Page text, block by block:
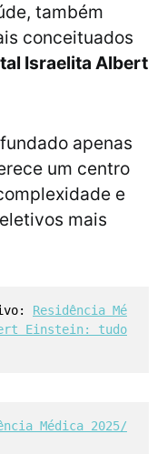
também
conceituados
Israelita Albert
apenas
um centro
e
mais
Residência Mé
Einstein: tudo
Médica 2025/